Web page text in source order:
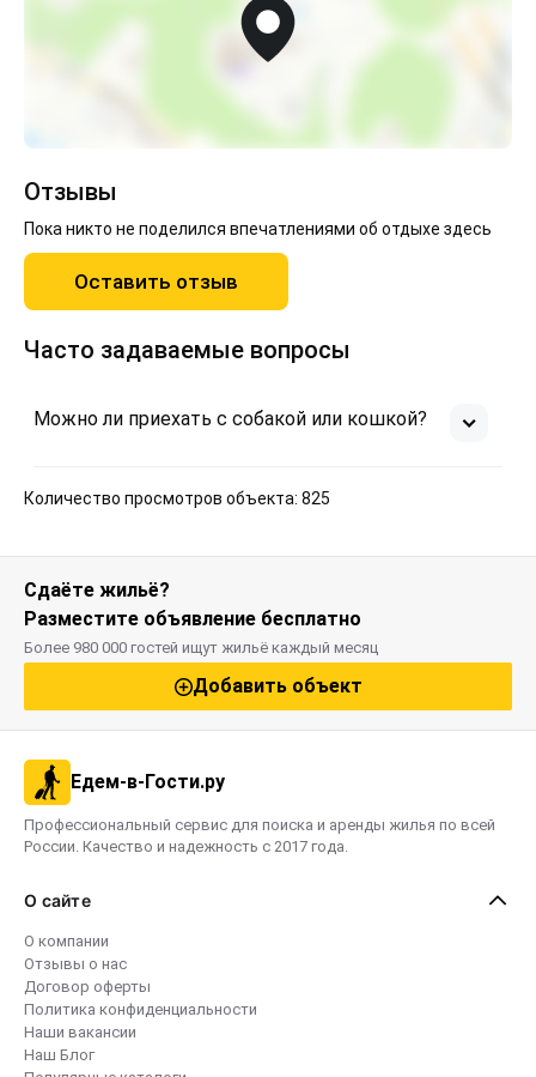
Отзывы
Пока никто не поделился впечатлениями об отдыхе здесь
Оставить отзыв
Часто задаваемые вопросы
Можно ли приехать с собакой или кошкой?
Количество просмотров объекта: 825
Сдаёте жильё?
Разместите объявление бесплатно
Более 980 000 гостей ищут жильё каждый месяц
Добавить объект
Едем-в-Гости.ру
Профессиональный сервис для поиска и аренды жилья по всей
России. Качество и надежность с 2017 года.
О сайте
О компании
Отзывы о нас
Договор оферты
Политика конфиденциальности
Наши вакансии
Наш Блог